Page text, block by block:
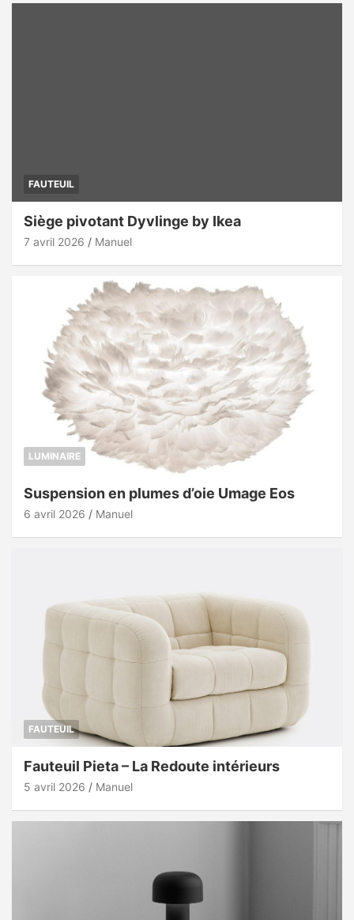
FAUTEUIL
Siège pivotant Dyvlinge by Ikea
7 avril 2026 Manuel
LUMINAIRE
Suspension en plumes d’oie Umage Eos
6 avril 2026 Manuel
FAUTEUIL
Fauteuil Pieta – La Redoute intérieurs
5 avril 2026 Manuel